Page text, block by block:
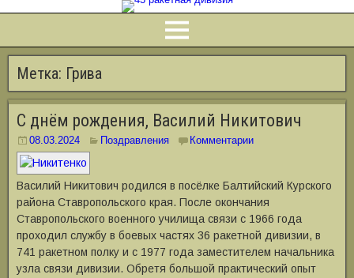
Метка: Грива
С днём рождения, Василий Никитович
08.03.2024 Поздравления Комментарии
Василий Никитович родился в посёлке Балтийский Курского
района Ставропольского края. После окончания
Ставропольского военного училища связи с 1966 года
проходил службу в боевых частях 36 ракетной дивизии, в
741 ракетном полку и с 1977 года заместителем начальника
узла связи дивизии. Обретя большой практический опыт